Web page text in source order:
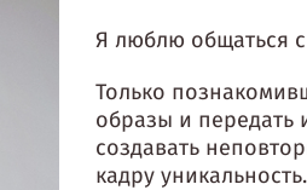
Я люблю общаться
Только
образы и передать
создавать
кадру уникальность.